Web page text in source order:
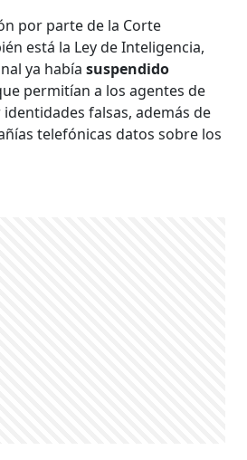
por parte de la Corte
está la Ley de Inteligencia,
ya habíasuspendido
permitían a los agentes de
falsas, además de
telefónicas datos sobre los